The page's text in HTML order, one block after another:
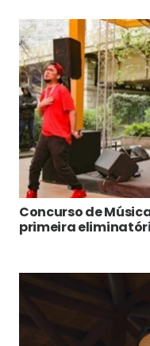
Concurso de
primeira